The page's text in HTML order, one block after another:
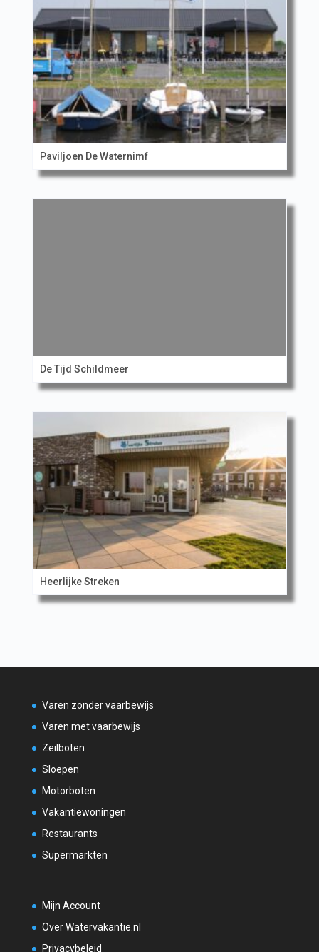
Paviljoen De Waternimf
De Tijd Schildmeer
Heerlijke Streken
Varen zonder vaarbewijs
Varen met vaarbewijs
Zeilboten
Sloepen
Motorboten
Vakantiewoningen
Restaurants
Supermarkten
Mijn Account
Over Watervakantie.nl
Privacybeleid